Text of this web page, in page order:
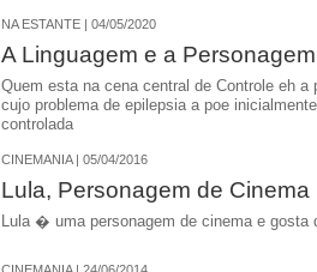
NA ESTANTE | 04/05/2020
A Linguagem e a Personagem
Quem esta na cena central de Controle eh a
cujo problema de epilepsia a poe
controlada
CINEMANIA | 05/04/2016
Lula, Personagem de Cinema
Lula � uma personagem de cinema e gosta